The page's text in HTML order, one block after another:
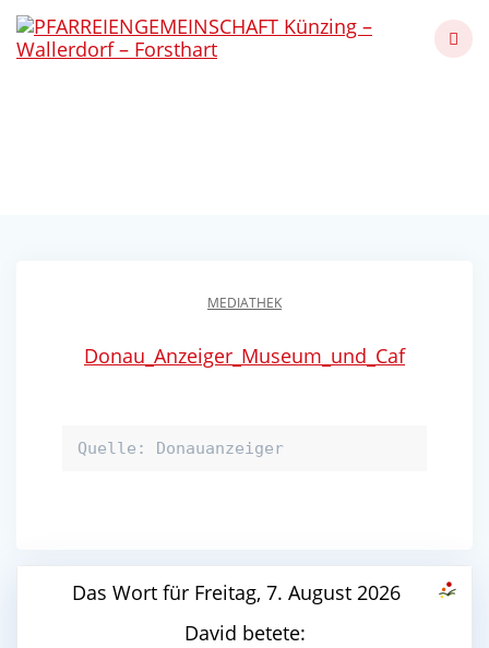
to
MEDIATHEK
Donau_Anzeiger_Museum_und_Caf
Quelle: Donauanzeiger
Das Wort für Freitag, 7. August 2026
David betete: